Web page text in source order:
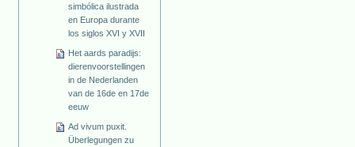
simbólica ilustrada
en Europa durante
los siglos XVI y XVII
Het aards paradijs:
dierenvoorstellingen
in de Nederlanden
van de 16de en 17de
eeuw
Ad vivum puxit.
Überlegungen zu